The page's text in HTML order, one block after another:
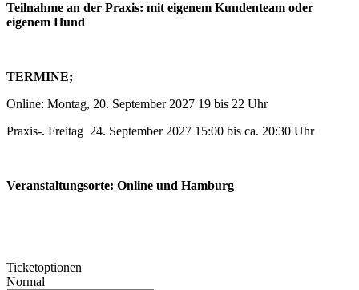
Teilnahme an der Praxis: mit eigenem Kundenteam oder
eigenem Hund
TERMINE;
Online: Montag, 20. September 2027 19 bis 22 Uhr
Praxis-. Freitag 24. September 2027 15:00 bis ca. 20:30 Uhr
Veranstaltungsorte: Online und Hamburg
Ticketoptionen
Normal